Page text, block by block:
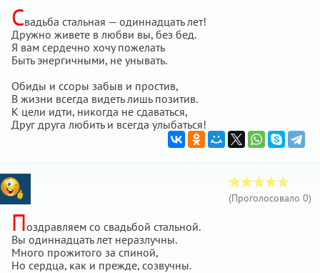
Свадьба стальная — одиннадцать лет!
Дружно живете в любви вы, без бед.
Я вам сердечно хочу пожелать
Быть энергичными, не унывать.
Обиды и ссоры забыв и простив,
В жизни всегда видеть лишь позитив.
К цели идти, никогда не сдаваться,
Друг друга любить и всегда улыбаться!
(Проголосовало 0)
Поздравляем со свадьбой стальной.
Вы одиннадцать лет неразлучны.
Много прожитого за спиной,
Но сердца, как и прежде, созвучны.